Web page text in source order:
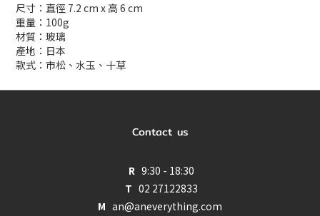
尺寸：直徑 7.2 cm x 高 6 cm
重量：100g
材質：玻璃
產地：日本
款式：市松、水玉、十草
Contact us
R 9:30 - 18:30
T 02 27122833
M an@aneverything.com